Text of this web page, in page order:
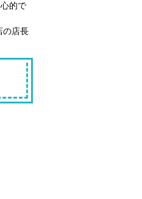
的で
の店長